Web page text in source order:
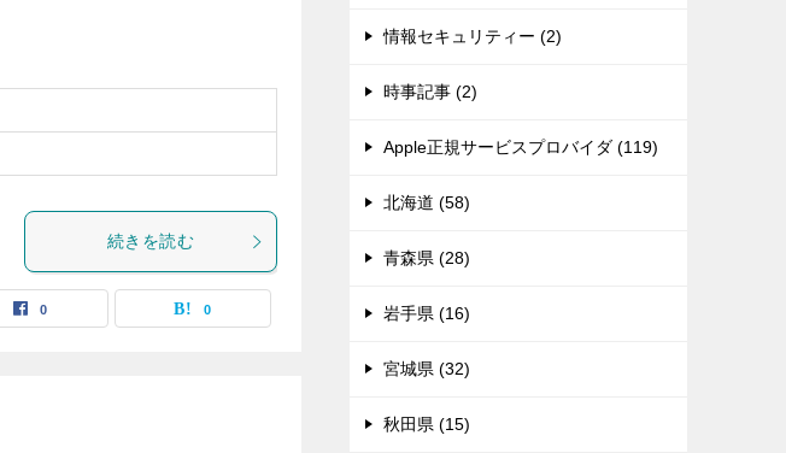
続きを読む
0 0
情報セキュリティー (2)
時事記事 (2)
Apple正規サービスプロバイダ (119)
北海道 (58)
青森県 (28)
岩手県 (16)
宮城県 (32)
秋田県 (15)